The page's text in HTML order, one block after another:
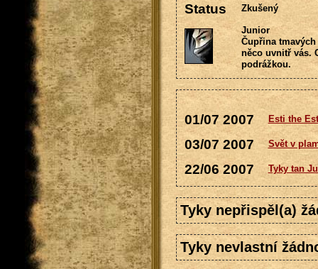
Status Zkušený
Junior
Čupřina
něco uvnitř vás.
podrážkou.
01/07 2007 Esti the
03/07 2007 Svět v
22/06 2007 Tyky tan
Tyky nepřispěl(a)
Tyky nevlastní